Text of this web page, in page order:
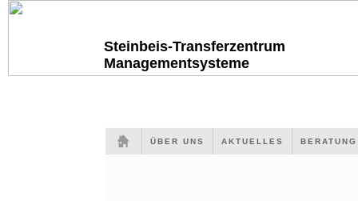
Steinbeis-Transferzentrum
Managementsysteme
ÜBER UNS AKTUELLES